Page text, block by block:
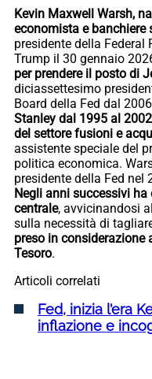
Kevin Maxwell Warsh,
economista e banchiere
presidente della Federal
Trump il 30 gennaio
per prendere il posto di
diciassettesimo
Board della Fed dal
Stanley dal 1995 al
del settore fusioni e
assistente speciale del
politica economica.
presidente della Fed nel
Negli anni successivi
centrale, avvicinandosi
sulla necessità di
preso in considerazione
Tesoro.
Articoli correlati
Fed, inizia l’era
inflazione e